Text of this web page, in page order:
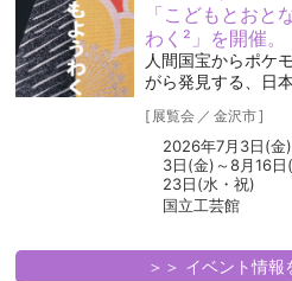
「こどもとお
わく²」を開催。
人間国宝からポケ
がら発見する、日
[ 展覧会 ／ 金沢市]
2026年7月3日(
3日(金)～8月16
23日(水・祝)
国立工芸館
＞＞ イベント情報